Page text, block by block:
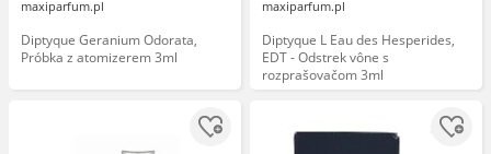
maxiparfum.pl
Diptyque Geranium Odorata,
Próbka z atomizerem 3ml
maxiparfum.pl
Diptyque L Eau des Hesperides,
EDT - Odstrek vône s
rozprašovačom 3ml